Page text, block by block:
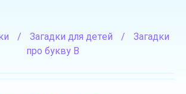
/ Загадки для детей /
Загадки
про букву В